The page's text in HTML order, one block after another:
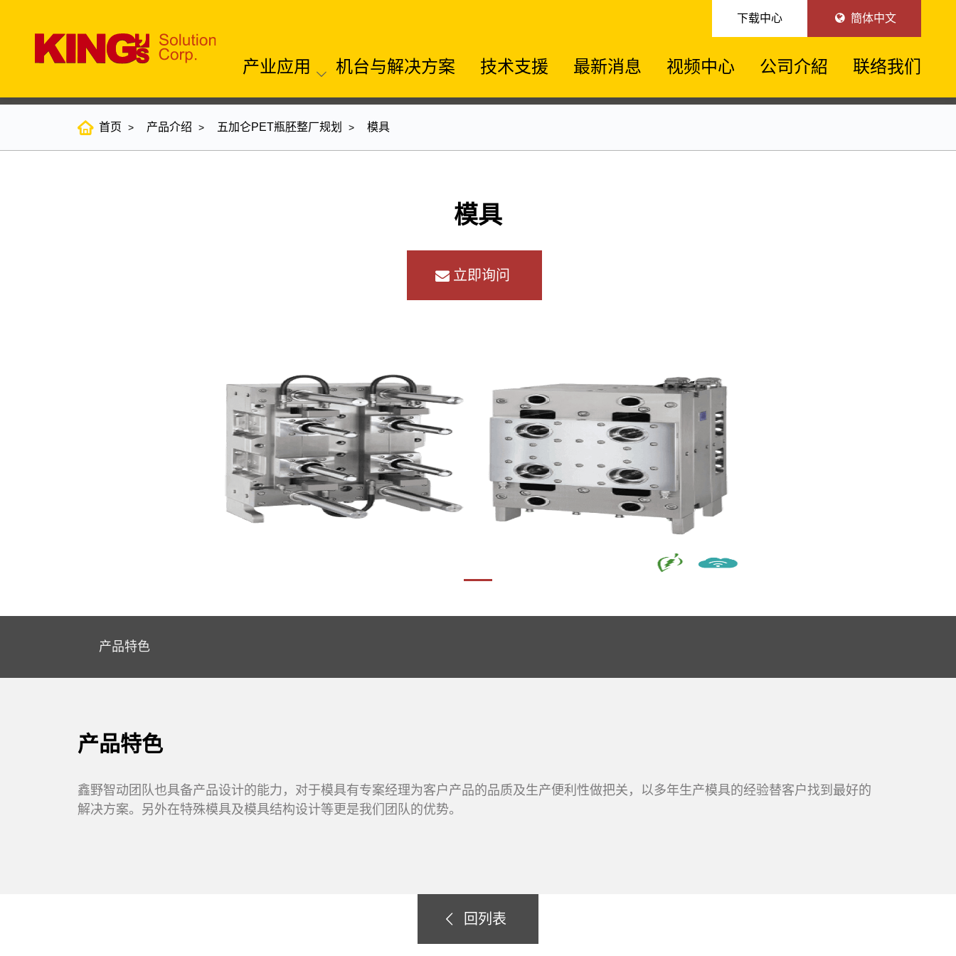
下载中心 簡体中文
产业应用 机台与解决方案 技术支援 最新消息 视频中心 公司介紹 联络我们
首页 产品介绍 五加仑PET瓶胚整厂规划 模具
模具
立即询问
产品特色
产品特色
鑫野智动团队也具备产品设计的能力，对于模具有专案经理为客户产品的品质及生产便利性做把关，以多年生产模具的经验替客户找到最好的
解决方案。另外在特殊模具及模具结构设计等更是我们团队的优势。
回列表